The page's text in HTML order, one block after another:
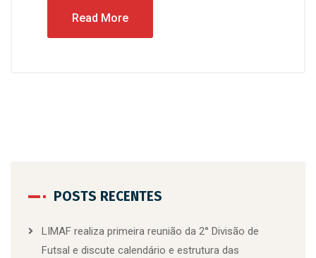
Read More
POSTS RECENTES
LIMAF realiza primeira reunião da 2° Divisão de
Futsal e discute calendário e estrutura das